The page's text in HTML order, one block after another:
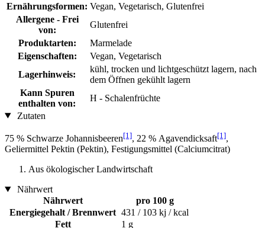
Ernährungsformen: Vegan, Vegetarisch, Glutenfrei
Allergene - Frei
von:
Glutenfrei
Produktarten:
Marmelade
Eigenschaften:
Vegan, Vegetarisch
Lagerhinweis:
kühl, trocken und lichtgeschützt lagern, nach
dem Öffnen gekühlt lagern
Kann Spuren
enthalten von:
H - Schalenfrüchte
Zutaten
75 % Schwarze Johannisbeeren[1], 22 % Agavendicksaft[1],
Geliermittel Pektin (Pektin), Festigungsmittel (Calciumcitrat)
Aus ökologischer Landwirtschaft
Nährwert
Nährwert
pro 100 g
Energiegehalt / Brennwert 431 / 103 kj / kcal
Fett
1 g